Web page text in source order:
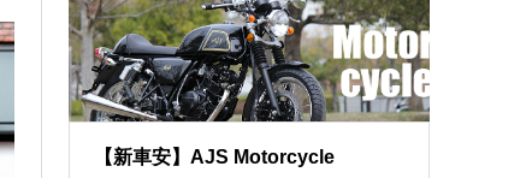
【新車安】AJS Motorcycle